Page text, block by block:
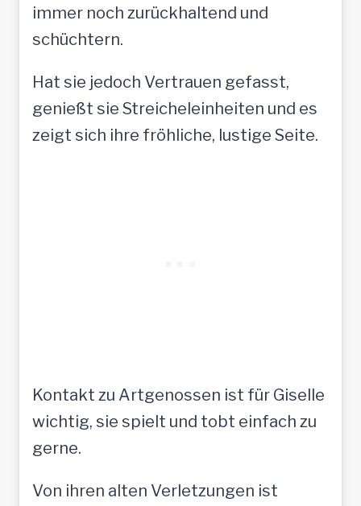
immer noch zurückhaltend und
schüchtern.
Hat sie jedoch Vertrauen gefasst,
genießt sie Streicheleinheiten und es
zeigt sich ihre fröhliche, lustige Seite.
Kontakt zu Artgenossen ist für Giselle
wichtig, sie spielt und tobt einfach zu
gerne.
Von ihren alten Verletzungen ist